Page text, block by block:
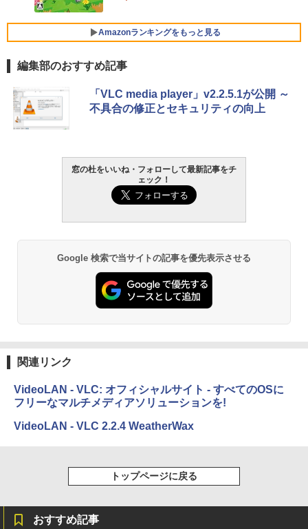
Core i5/16GB/SSD 512GB/ホワイト) FM
VWK3E15W_AZ
￥139,880
Amazonランキングをもっと見る
生成AIパスポート公式テキスト 第４版
￥1,766
AIイラスト表現辞典: 思い通りの絵を引き
出す プロンプトの言葉 AI画像生成シリー
ズ (はぴーイラストLabo)
￥480
ClaudeCode いちばんやさしい 教科書:
非エンジニア 初心者 素人 でも安心 使い
方 マニュアル AI副業にもコンテンツ作成
にもKindle出版にも！ 非エンジニアのた
めのAIコーディング入門シリーズ
bデザイン入門講座［第2版］
ードウェア・市販ソフトウェアのパーフ
ェクトリストと最新エミュレータ紹介
Amazon Kindle Paperwhite (16GB) 7イ
ンチディスプレイ、色調調節ライト、12
週間持続バッテリー、広告なし、ブラッ
Amazon Kindle - 目に優しい、かさばら
ない、大きな画面で読みやすい、6週間持
書籍リーダー、ブラック、16GB、広告な
￥16,980
Kindle Paperwhite シグニチャーエディ
ション (32GB) 7インチディスプレイ、明
るさ自動調整、色調調節ライト、12週間
Amazon Kindle Colorsoft | 16GBストレ
ージ、防水、7インチカラーディスプレ
￥31,980
編集部のおすすめ記事
「VLC media player」v2.2.5.1が公開 ～
不具合の修正とセキュリティの向上
窓の杜をいいね・フォローして最新記事をチ
ェック！
Google 検索で当サイトの記事を優先表示させる
関連リンク
VideoLAN - VLC: オフィシャルサイト - すべてのOSに
フリーなマルチメディアソリューションを!
VideoLAN - VLC 2.2.4 WeatherWax
トップページに戻る
おすすめ記事